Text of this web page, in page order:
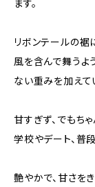
ます。
リボンテールの裾
風を含んで舞うよ
ない重みを加えて
甘すぎず、でもち
学校やデート、普
艶やかで、甘さを